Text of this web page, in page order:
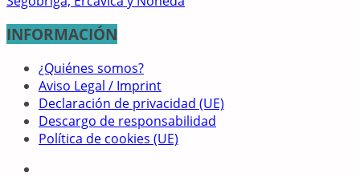
INFORMACIÓN
¿Quiénes somos?
Aviso Legal / Imprint
Declaración de privacidad (UE)
Descargo de responsabilidad
Política de cookies (UE)